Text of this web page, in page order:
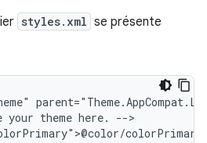
styles.xml se présente
your theme here.